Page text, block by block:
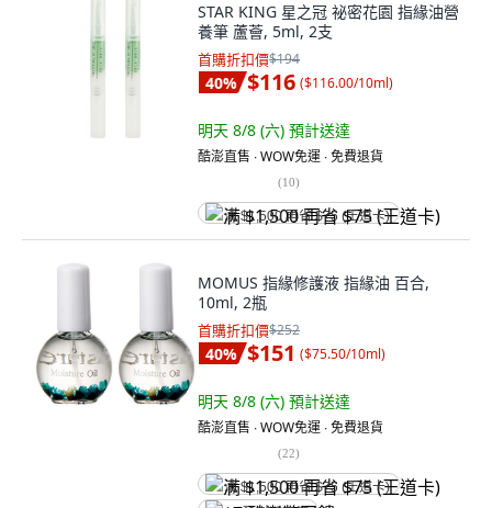
STAR KING 星之冠 祕密花園 指緣油營
養筆 蘆薈, 5ml, 2支
首購折扣價$194
40% $116 ($116.00/10ml)
明天 8/8 (六) 預計送達
酷澎直售 ∙ WOW免運 ∙ 免費退貨
(10)
满 $1,500 再省 $75 (王道卡)
MOMUS 指緣修護液 指緣油 百合,
10ml, 2瓶
首購折扣價$252
40% $151 ($75.50/10ml)
明天 8/8 (六) 預計送達
酷澎直售 ∙ WOW免運 ∙ 免費退貨
(22)
满 $1,500 再省 $75 (王道卡)